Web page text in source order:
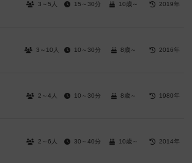
3～5人 15～30分 10歳～ 2019年
3～10人 10～30分 8歳～ 2016年
2～4人 10～30分 8歳～ 1980年
2～6人 30～40分 10歳～ 2014年